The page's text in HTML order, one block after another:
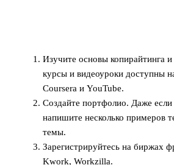
Изучите основы копирайтинга
курсы и видеоуроки доступны
Coursera и YouTube.
Создайте портфолио. Даже если
напишите несколько примеров
темы.
Зарегистрируйтесь на биржах
Kwork, Workzilla.